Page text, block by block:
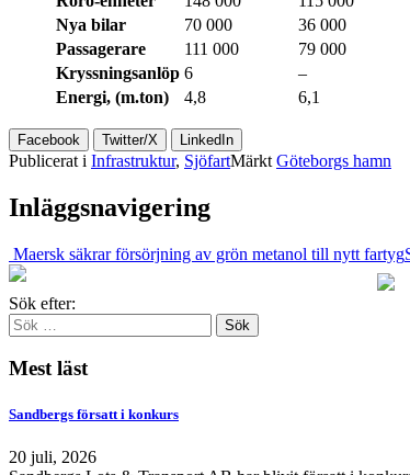
Nya bilar
70 000 36 000
Passagerare
111 000 79 000
Kryssningsanlöp 6 –
Energi, (m.ton)
4,8 6,1
Facebook Twitter/X LinkedIn
Publicerat i Infrastruktur, SjöfartMärkt Göteborgs hamn
Inläggsnavigering
Maersk säkrar försörjning av grön metanol till nytt fartyg
Sök efter:
Mest läst
Sandbergs försatt i konkurs
20 juli, 2026